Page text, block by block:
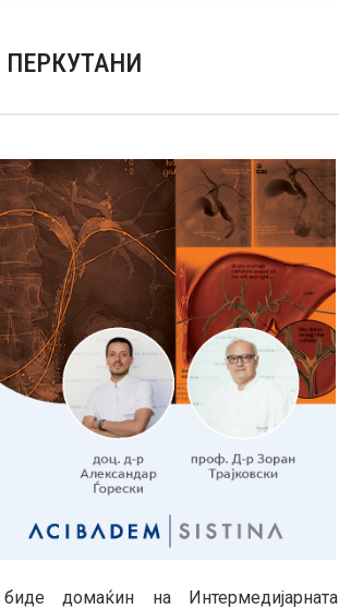
домаќин на Интермедијарната